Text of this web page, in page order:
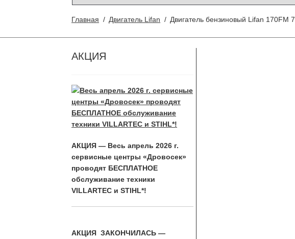
Главная / Двигатель Lifan / Двигатель бензиновый Lifan
АКЦИЯ
АКЦИЯ — Весь апрель 2026 г.
сервисные центры «Дровосек»
проводят БЕСПЛАТНОЕ
обслуживание техники
VILLARTEC и STIHL*!
АКЦИЯ ЗАКОНЧИЛАСЬ —